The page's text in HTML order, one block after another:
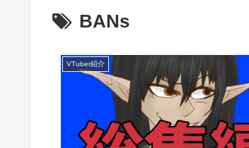
BANs
VTuber紹介